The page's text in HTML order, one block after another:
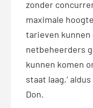
zonder
maximale
tarieven kunnen
netbeheerders
kunnen komen
staat laag,’
Don.